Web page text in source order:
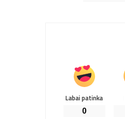
Labai patinka
0